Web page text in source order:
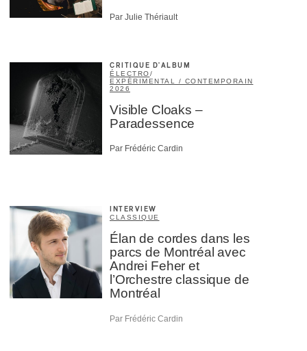
Par Julie Thériault
CRITIQUE D'ALBUM
ÉLECTRO/
EXPÉRIMENTAL / CONTEMPORAIN
2026
Visible Cloaks –
Paradessence
Par Frédéric Cardin
INTERVIEW
CLASSIQUE
Élan de cordes dans les
parcs de Montréal avec
Andrei Feher et
l’Orchestre classique de
Montréal
Par Frédéric Cardin